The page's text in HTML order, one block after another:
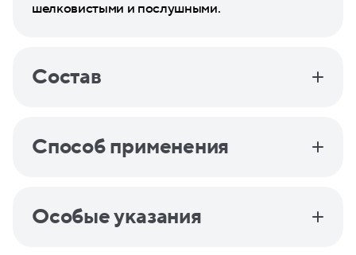
шелковистыми и послушными.
Состав
Способ применения
Особые указания